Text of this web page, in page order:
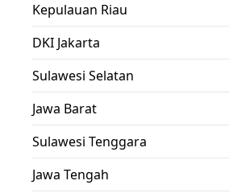
Kepulauan Riau
DKI Jakarta
Sulawesi Selatan
Jawa Barat
Sulawesi Tenggara
Jawa Tengah